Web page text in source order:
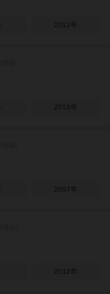
2012年
2016年
2007年
2012年